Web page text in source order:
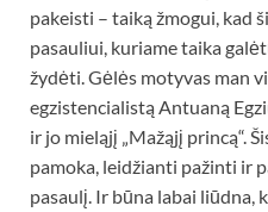
pakeisti – taiką žmogui, kad
pasauliui, kuriame taika
žydėti. Gėlės motyvas man
egzistencialistą Antuaną
ir jo mieląjį „Mažąjį princą“.
pamoka, leidžianti pažinti ir
pasaulį. Ir būna labai liūdna,